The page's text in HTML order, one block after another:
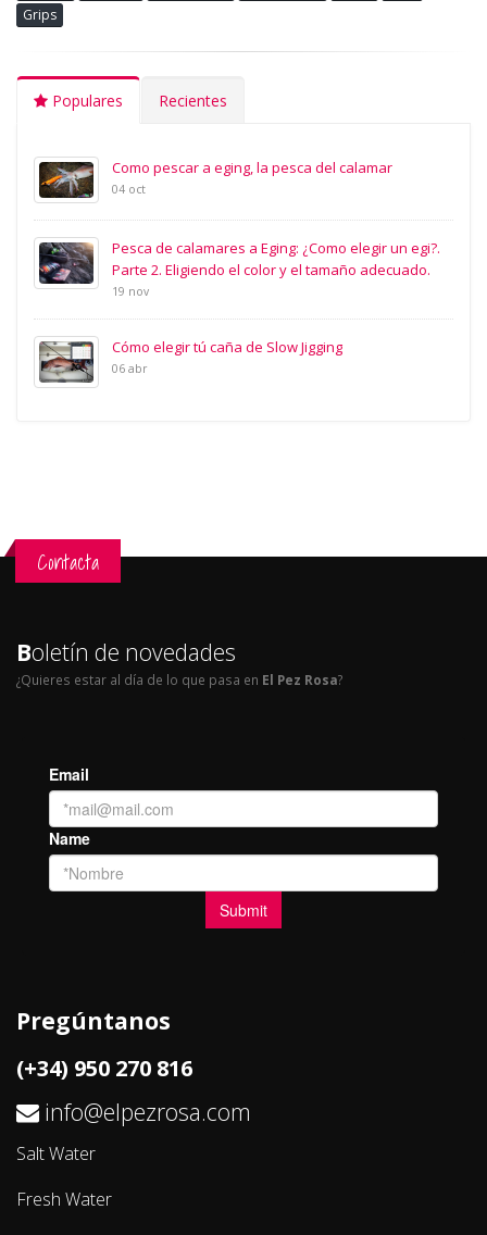
Grips
Populares Recientes
Como pescar a eging, la pesca del calamar
04 oct
Pesca de calamares a Eging: ¿Como elegir un egi?.
Parte 2. Eligiendo el color y el tamaño adecuado.
19 nov
Cómo elegir tú caña de Slow Jigging
06 abr
Contacta
Boletín de novedades
¿Quieres estar al día de lo que pasa en El Pez Rosa?
Pregúntanos
(+34) 950 270 816
info@elpezrosa.com
Salt Water
Fresh Water